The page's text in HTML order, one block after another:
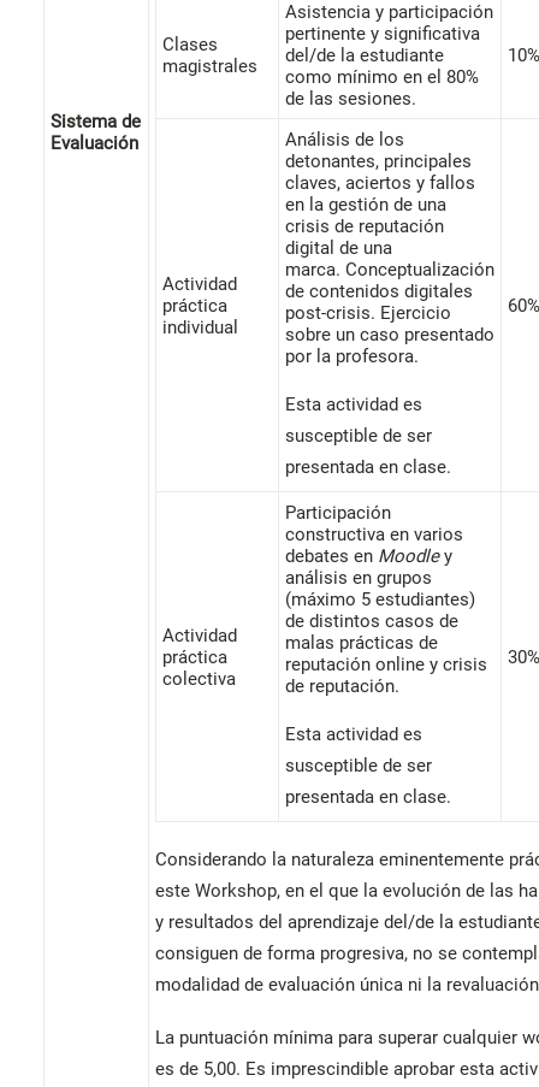
Sistema de
Evaluación
Clases
magistrales
Asistencia y participación
pertinente y significativa
del/de la estudiante
como mínimo en el 80%
de las sesiones.
10%
Actividad
práctica
individual
Análisis de los
detonantes, principales
claves, aciertos y fallos
en la gestión de una
crisis de reputación
digital de una
marca. Conceptualización
de contenidos digitales
post-crisis. Ejercicio
sobre un caso presentado
por la profesora.
Esta actividad es
susceptible de ser
presentada en clase.
60%
Actividad
práctica
colectiva
Participación
constructiva en varios
debates en Moodley
análisis en grupos
(máximo 5 estudiantes)
de distintos casos de
malas prácticas de
reputación online y crisis
de reputación.
Esta actividad es
susceptible de ser
presentada en clase.
30%
Considerando la naturaleza eminentemente
este Workshop, en el que la evolución de las
y resultados del aprendizaje del/de la
consiguen de forma progresiva, no se
modalidad de evaluación única ni la
La puntuación mínima para superar cualquier
es de 5,00. Es imprescindible aprobar esta